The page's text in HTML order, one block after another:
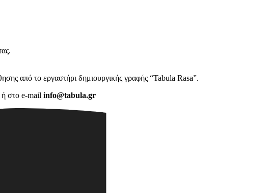
από το εργαστήρι δημιουργικής γραφής “Tabula Rasa”.
ή στο e-mail info@tabula.gr